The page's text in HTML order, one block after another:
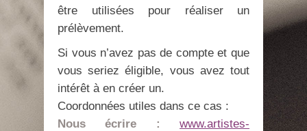
être utilisées pour réaliser un
prélèvement.
Si vous n’avez pas de compte et que
vous seriez éligible, vous avez tout
intérêt à en créer un.
Coordonnées utiles dans ce cas :
Nous écrire :
www.artistes-